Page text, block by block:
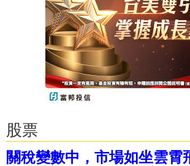
股票
關稅變數中，市場如坐雲霄